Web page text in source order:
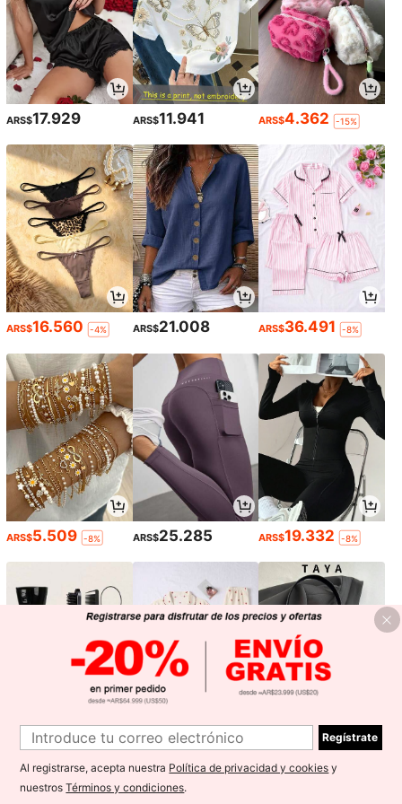
ARS$17.929 ARS$11.941 ARS$4.362 -15%
ARS$16.560 -4% ARS$21.008 ARS$36.491 -8%
ARS$5.509 -8% ARS$25.285 ARS$19.332 -8%
ARS$5.646 ARS$39.467 -3% 17.091 -10%
Regístrate
Al registrarse, acepta nuestra Política de privacidad y cookies y
nuestrosTérminos y condiciones.